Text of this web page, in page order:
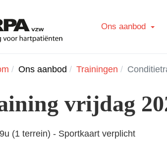
Ons aanbod
Ons aanbod Trainingen
vrijdag
(1 terrein) - Sportkaart verplicht